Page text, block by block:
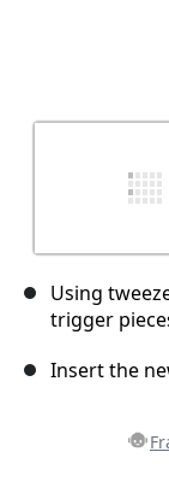
Using
trigger
Insert the